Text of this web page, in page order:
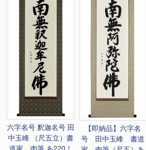
六字名号 釈迦名号 田
中玉峰 （尺五立）書
【即納品】六字名
号 田中玉峰 書道